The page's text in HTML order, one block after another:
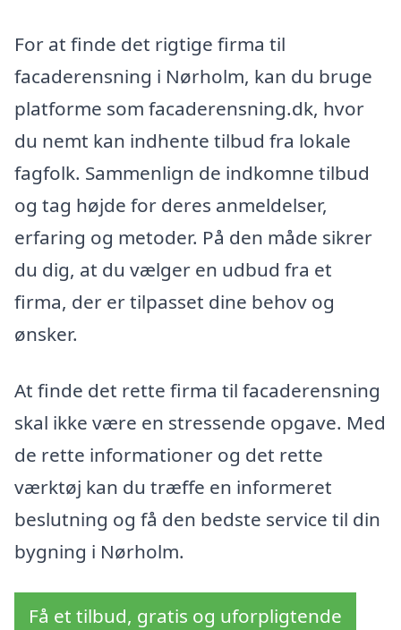
For at finde det rigtige firma til
facaderensning i Nørholm, kan du bruge
platforme som facaderensning.dk, hvor
du nemt kan indhente tilbud fra lokale
fagfolk. Sammenlign de indkomne tilbud
og tag højde for deres anmeldelser,
erfaring og metoder. På den måde sikrer
du dig, at du vælger en udbud fra et
firma, der er tilpasset dine behov og
ønsker.
At finde det rette firma til facaderensning
skal ikke være en stressende opgave. Med
de rette informationer og det rette
værktøj kan du træffe en informeret
beslutning og få den bedste service til din
bygning i Nørholm.
Få et tilbud, gratis og uforpligtende